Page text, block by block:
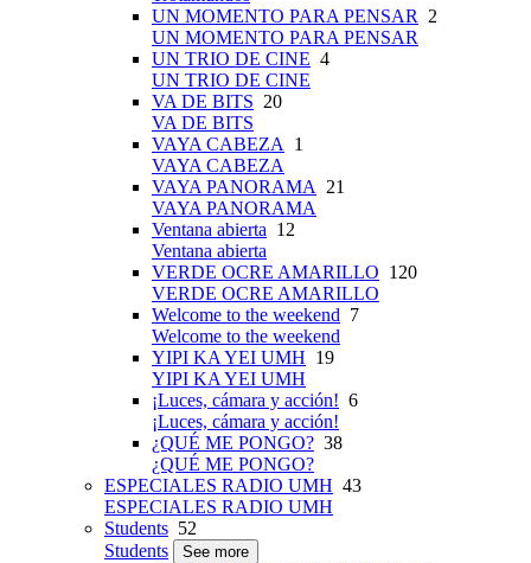
UN MOMENTO PARA PENSAR
2
UN MOMENTO PARA PENSAR
UN TRIO DE CINE 4
UN TRIO DE CINE
VA DE BITS 20
VA DE BITS
VAYA CABEZA
1
VAYA CABEZA
VAYA PANORAMA
21
VAYA PANORAMA
Ventana abierta 12
Ventana abierta
VERDE OCRE AMARILLO 120
VERDE OCRE AMARILLO
Welcome to the weekend 7
Welcome to the weekend
YIPI KA YEI UMH 19
YIPI KA YEI UMH
¡Luces, cámara y acción! 6
¡Luces, cámara y acción!
¿QUÉ ME PONGO? 38
¿QUÉ ME PONGO?
ESPECIALES RADIO UMH 43
ESPECIALES RADIO UMH
Students 52
Students
See more